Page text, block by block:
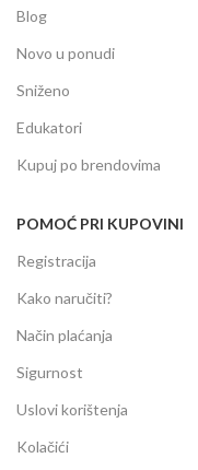
Blog
Novo u ponudi
Sniženo
Edukatori
Kupuj po brendovima
POMOĆ PRI KUPOVINI
Registracija
Kako naručiti?
Način plaćanja
Sigurnost
Uslovi korištenja
Kolačići